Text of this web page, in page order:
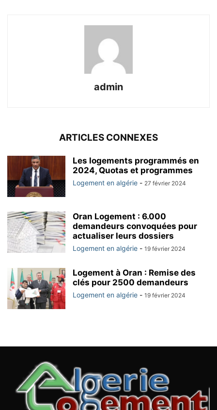
admin
ARTICLES CONNEXES
Les logements programmés en
2024, Quotas et programmes
Logement en algérie - 27 février 2024
Oran Logement : 6.000
demandeurs convoquées pour
actualiser leurs dossiers
Logement en algérie - 19 février 2024
Logement à Oran : Remise des
clés pour 2500 demandeurs
Logement en algérie - 19 février 2024